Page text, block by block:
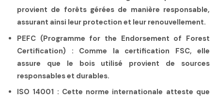
provient de forêts gérées de manière responsable,
assurant ainsi leur protection et leur renouvellement.
PEFC (Programme for the Endorsement of Forest
Certification) : Comme la certification FSC, elle
assure que le bois utilisé provient de sources
responsables et durables.
ISO 14001 : Cette norme internationale atteste que